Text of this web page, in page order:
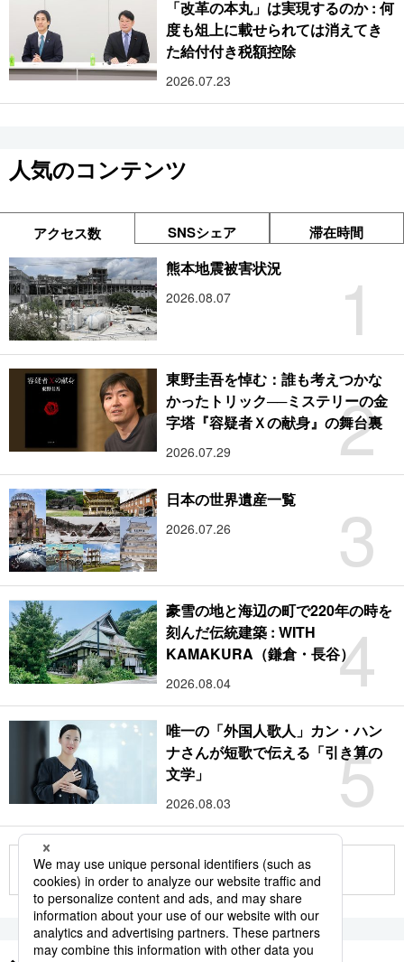
「改革の本丸」は実現するのか : 何
度も俎上に載せられては消えてき
た給付付き税額控除
2026.07.23
人気のコンテンツ
アクセス数 SNSシェア 滞在時間
1
熊本地震被害状況
2026.08.07
2
東野圭吾を悼む：誰も考えつかな
かったトリック──ミステリーの金
字塔『容疑者Ｘの献身』の舞台裏
2026.07.29
3
日本の世界遺産一覧
2026.07.26
4
豪雪の地と海辺の町で220年の時を
刻んだ伝統建築 : WITH
KAMAKURA（鎌倉・長谷）
2026.08.04
5
唯一の「外国人歌人」カン・ハン
ナさんが短歌で伝える「引き算の
文学」
2026.08.03
もっと見る